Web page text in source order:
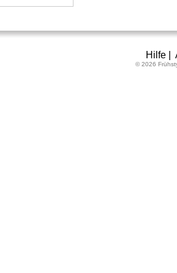
Hilfe|
© 2026